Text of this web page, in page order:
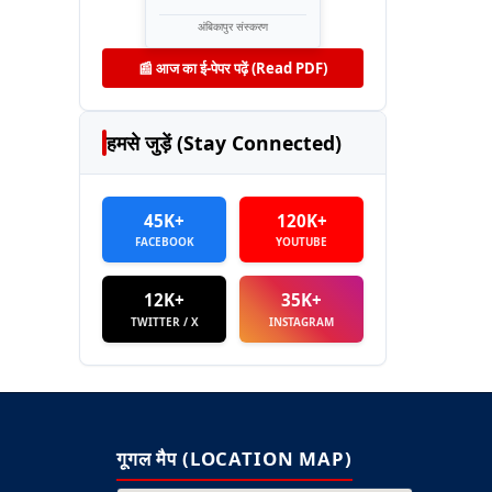
अंबिकापुर संस्करण
📰 आज का ई-पेपर पढ़ें (Read PDF)
हमसे जुड़ें (Stay Connected)
45K+
FACEBOOK
120K+
YOUTUBE
12K+
TWITTER / X
35K+
INSTAGRAM
गूगल मैप (LOCATION MAP)